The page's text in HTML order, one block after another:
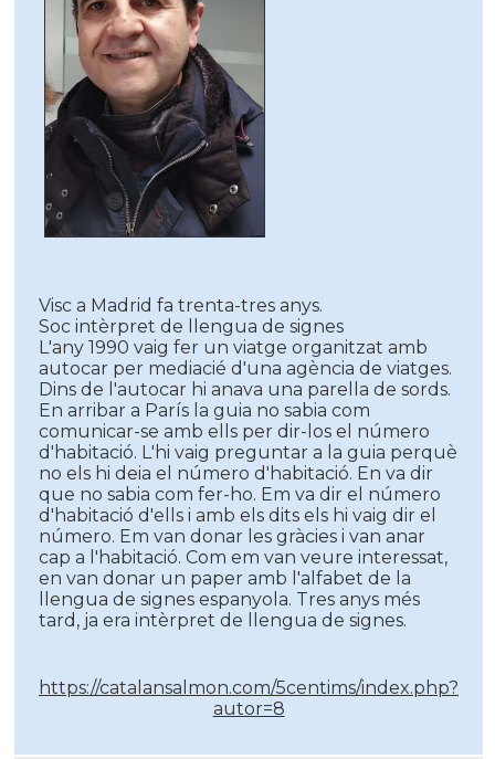
Visc a Madrid fa trenta-tres anys.
Soc intèrpret de llengua de signes
L'any 1990 vaig fer un viatge organitzat amb
autocar per mediacié d'una agència de viatges.
Dins de l'autocar hi anava una parella de sords.
En arribar a París la guia no sabia com
comunicar-se amb ells per dir-los el número
d'habitació. L'hi vaig preguntar a la guia perquè
no els hi deia el número d'habitació. En va dir
que no sabia com fer-ho. Em va dir el número
d'habitació d'ells i amb els dits els hi vaig dir el
número. Em van donar les gràcies i van anar
cap a l'habitació. Com em van veure interessat,
en van donar un paper amb l'alfabet de la
llengua de signes espanyola. Tres anys més
tard, ja era intèrpret de llengua de signes.
https://catalansalmon.com/5centims/index.php?
autor=8